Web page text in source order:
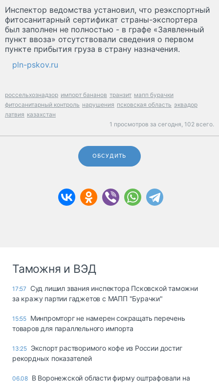
Инспектор ведомства установил, что реэкспортный
фитосанитарный сертификат страны-экспортера
был заполнен не полностью - в графе «Заявленный
пункт ввоза» отсутствовали сведения о первом
пункте прибытия груза в страну назначения.
pln-pskov.ru
россельхознадзор импорт бананов транзит мапп бурачки
фитосанитарный контроль нарушения псковская область эквадор
латвия казахстан
1 просмотров за сегодня, 102 всего.
ОБСУДИТЬ
Таможня и ВЭД
17:57
Суд лишил звания инспектора Псковской таможни
за кражу партии гаджетов с МАПП "Бурачки"
15:55 Минпромторг не намерен сокращать перечень
товаров для параллельного импорта
13:25 Экспорт растворимого кофе из России достиг
рекордных показателей
06.08 В Воронежской области фирму оштрафовали на